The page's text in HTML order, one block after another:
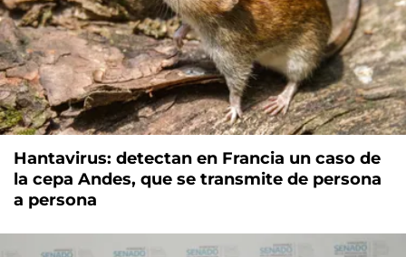
Hantavirus: detectan en Francia un caso de
la cepa Andes, que se transmite de persona
a persona